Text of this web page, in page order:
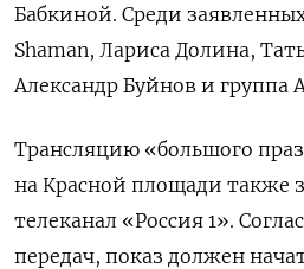
Бабкиной. Среди
Shaman, Лариса Долина,
Александр Буйнов и группа
Трансляцию «большого
на Красной площади также
телеканал «Россия 1».
передач, показ должен